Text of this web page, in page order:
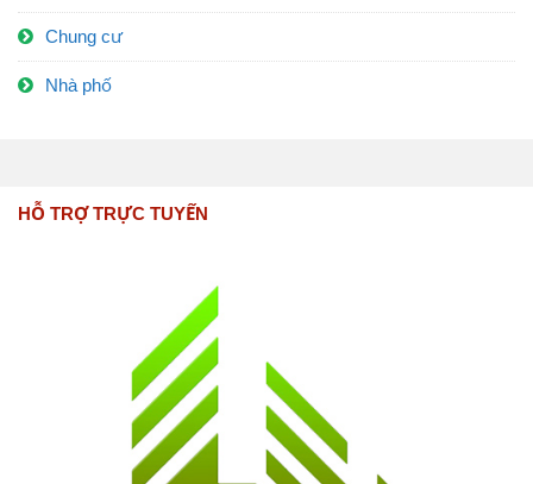
Chung cư
Nhà phố
HỖ TRỢ TRỰC TUYẾN